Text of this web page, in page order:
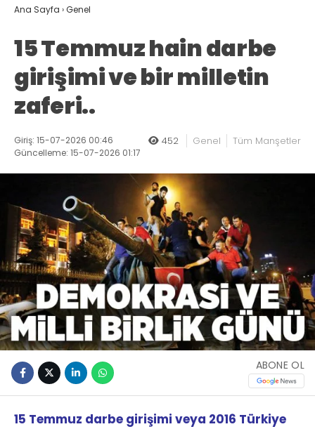
Ana Sayfa ›Genel
15 Temmuz hain darbe
girişimi ve bir milletin
zaferi..
Giriş: 15-07-2026 00:46
Güncelleme: 15-07-2026 01:17
452 Genel Tüm Manşetler
ABONE OL
15 Temmuz darbe girişimi veya 2016 Türkiye